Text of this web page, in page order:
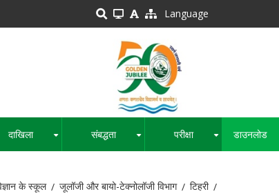
Language
दाखिला संबद्धता परीक्षा डाउनलोड
के स्कूल जूलॉजी और बायो-टेक्नोलॉजी विभाग
टिहरी